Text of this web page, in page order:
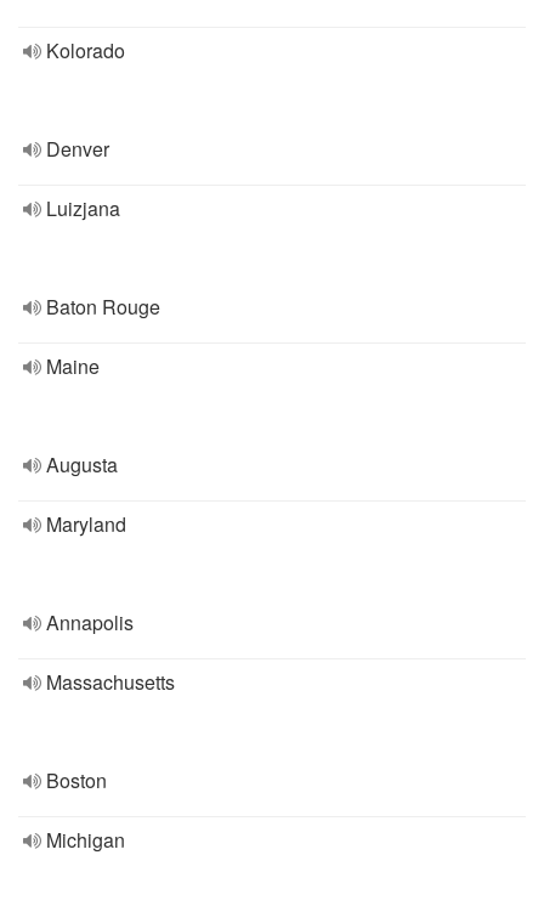
Kolorado
Denver
Luizjana
Baton Rouge
Maine
Augusta
Maryland
Annapolis
Massachusetts
Boston
Michigan